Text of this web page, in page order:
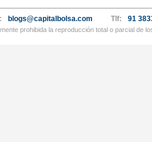
blogs@capitalbolsa.com Tlf: 91
prohibida la reproducción total o parcial de